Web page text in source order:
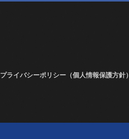
プライバシーポリシー（個人情報保護方針）